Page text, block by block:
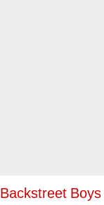
Backstreet Boys